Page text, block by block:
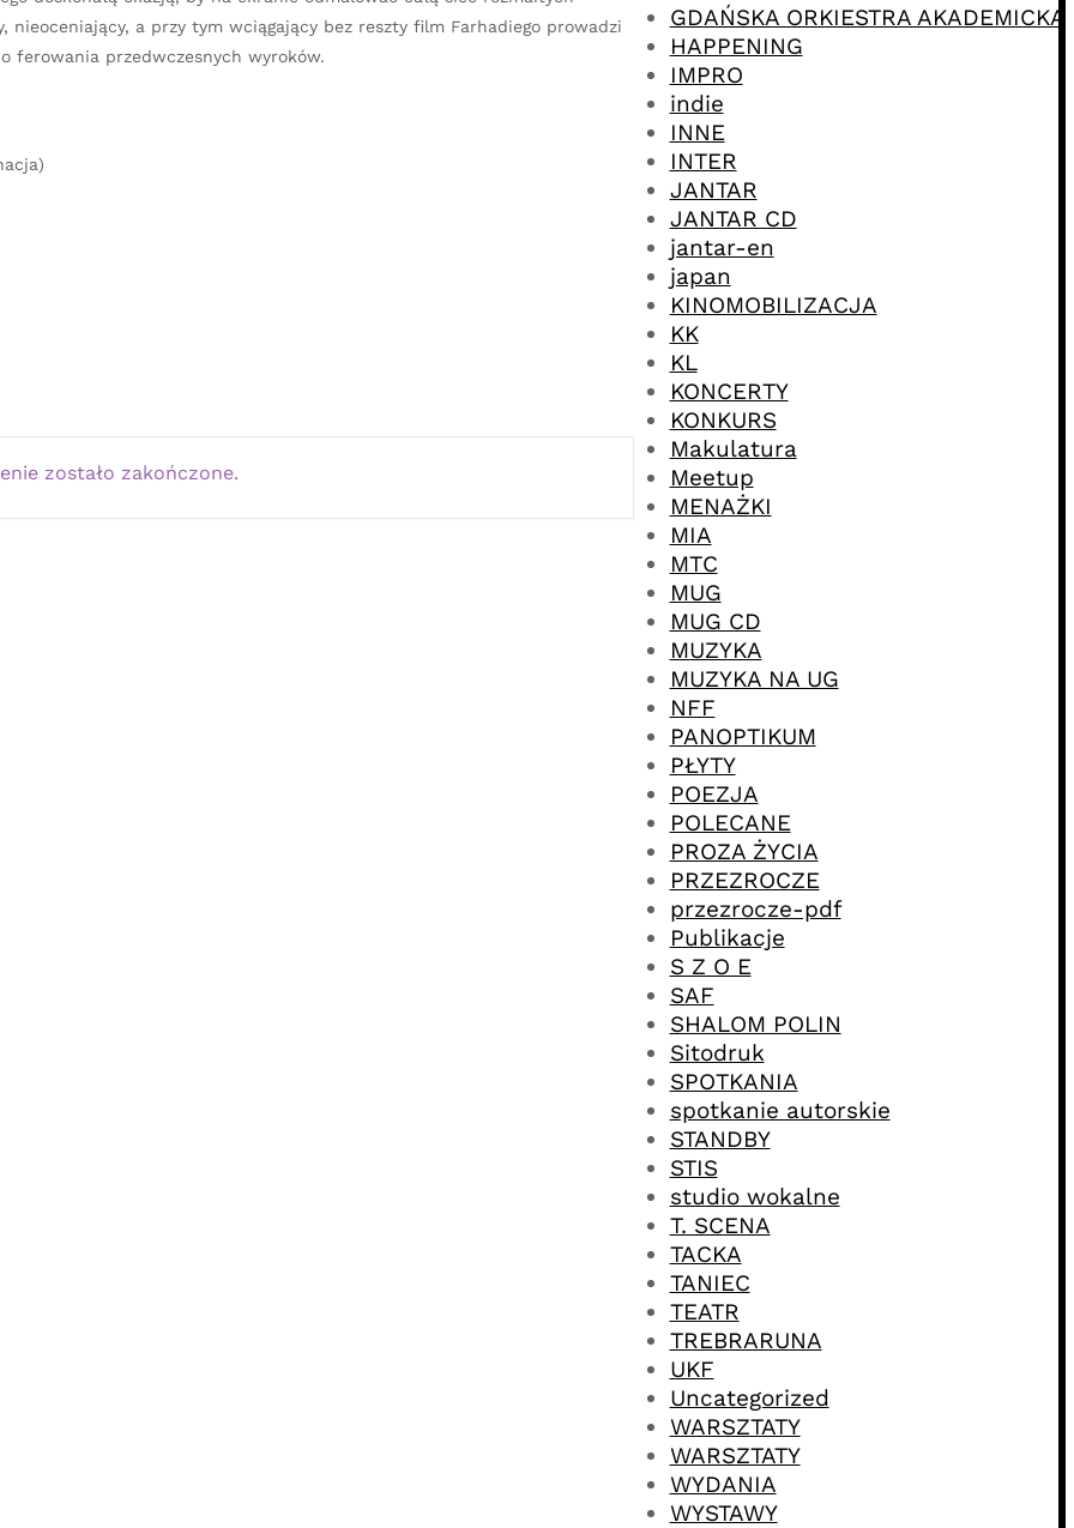
nieoceniający, a przy tym wciągający bez reszty film Farhadiego prowadzi
ferowania przedwczesnych wyroków.
zostało zakończone.
GDAŃSKA ORKIESTRA AKADEMICKA
HAPPENING
IMPRO
indie
INNE
INTER
JANTAR
JANTAR CD
jantar-en
japan
KINOMOBILIZACJA
KK
KL
KONCERTY
KONKURS
Makulatura
Meetup
MENAŻKI
MIA
MTC
MUG
MUG CD
MUZYKA
MUZYKA NA UG
NFF
PANOPTIKUM
PŁYTY
POEZJA
POLECANE
PROZA ŻYCIA
PRZEZROCZE
przezrocze-pdf
Publikacje
S Z O E
SAF
SHALOM POLIN
Sitodruk
SPOTKANIA
spotkanie autorskie
STANDBY
STIS
studio wokalne
T. SCENA
TACKA
TANIEC
TEATR
TREBRARUNA
UKF
Uncategorized
WARSZTATY
WARSZTATY
WYDANIA
WYSTAWY